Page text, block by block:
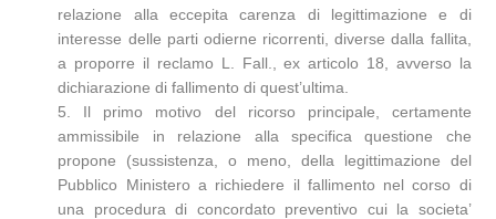
relazione alla eccepita carenza di legittimazione e di
interesse delle parti odierne ricorrenti, diverse dalla fallita,
a proporre il reclamo L. Fall., ex articolo 18, avverso la
dichiarazione di fallimento di quest’ultima.
5. Il primo motivo del ricorso principale, certamente
ammissibile in relazione alla specifica questione che
propone (sussistenza, o meno, della legittimazione del
Pubblico Ministero a richiedere il fallimento nel corso di
una procedura di concordato preventivo cui la societa’